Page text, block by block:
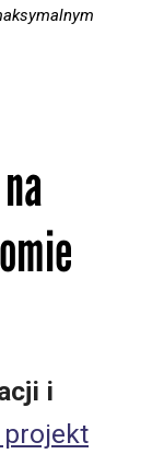
i
projekt